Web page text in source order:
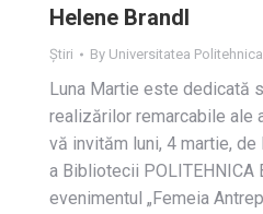
Helene Brandl
Știri By Universitatea Politehnica
Luna Martie este dedicată
realizărilor remarcabile ale
vă invităm luni, 4 martie, de
a Bibliotecii POLITEHNICA
evenimentul „Femeia